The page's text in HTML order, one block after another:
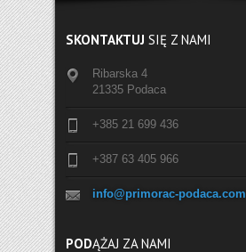
SKONTAKTUJ SIĘ Z NAMI
Ribarska 4
21335 Podaca
+385 21 699 436
+387 63 405 966
info@primorac-podaca.com
PODĄŻAJ ZA NAMI